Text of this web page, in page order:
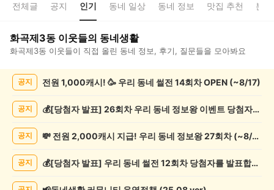
전체글 공지 인기 동네 일상 동네 정보 맛집 추천 분
화곡제3동 이웃들의 동네생활
화곡제3동 이웃들이 직접 올린 동네 정보, 후기, 질문들을 모아봐요
공지 전원 1,000캐시! 🥳 우리 동네 썰전 14회차 OPEN (~8/17)
공지 💰[당첨자 발표] 26회차 우리 동네 정보왕 이벤트 당첨자를 발표합니다!
공지 💸 전원 2,000캐시 지급! 우리 동네 정보왕 27회차 (~8/10)
공지 💰[당첨자 발표] 우리 동네 썰전 12회차 당첨자를 발표합니다!